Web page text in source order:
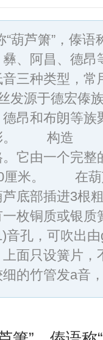
芦箫”，傣语
、彝、阿昌
三种类型，常
德宏傣族
昂和布朗等
彩。 构造
它由一个完
厘米。 在葫
底部插进3根
一枚铜质或
音孔，可吹出
面只设簧片
的竹管发a音